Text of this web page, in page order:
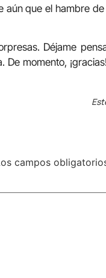
que el hambre
Déjame
momento,
campos